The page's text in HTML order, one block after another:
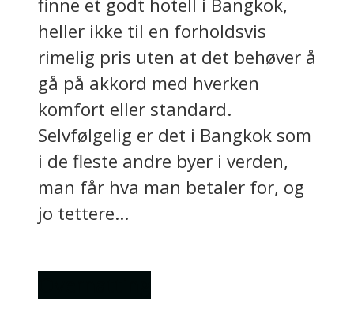
heller ikke til en forholdsvis
rimelig pris uten at det behøver å
gå på akkord med hverken
komfort eller standard.
Selvfølgelig er det i Bangkok som
i de fleste andre byer i verden,
man får hva man betaler for, og
jo tettere...